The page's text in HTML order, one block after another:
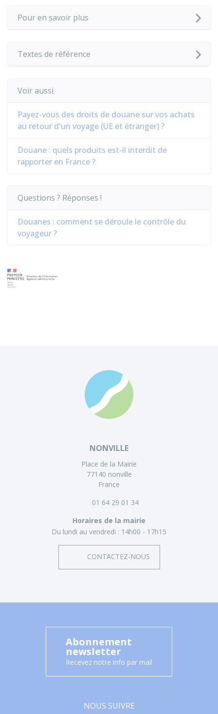
Pour en savoir plus
Textes de référence
Voir aussi
Payez-vous des droits de douane sur vos achats
au retour d'un voyage (UE et étranger) ?
Douane : quels produits est-il interdit de
rapporter en France ?
Questions ? Réponses !
Douanes : comment se déroule le contrôle du
voyageur ?
NONVILLE
Place de la Mairie
77140 nonville
France
01 64 29 01 34
Horaires de la mairie
Du lundi au vendredi : 14h00 - 17h15
CONTACTEZ-NOUS
Abonnement
newsletter
Recevez notre info par mail
NOUS SUIVRE